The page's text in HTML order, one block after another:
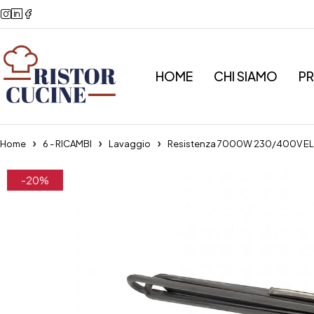
HOME CHI SIAMO
Home 6 - RICAMBI Lavaggio Resistenza 7000W 230/400V
-20%